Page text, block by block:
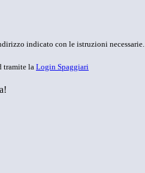
indicato con le istruzioni necessarie.
tramite la Login Spaggiari